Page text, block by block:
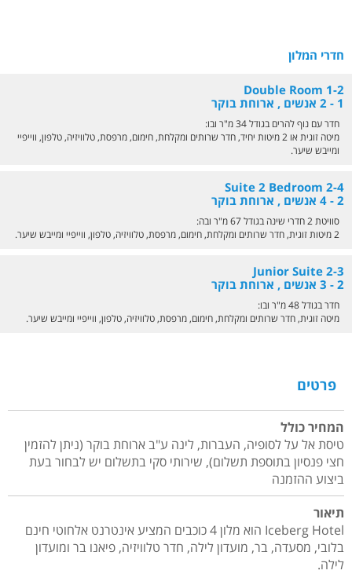
חדרי המלון
Double Room 1-2
1 - 2 אנשים , ארוחת בוקר
חדר עם נוף להרים בגודל 34 מ"ר ובו:
מיטה זוגית או 2 מיטות יחיד, חדר שרותים ומקלחת, חימום, מרפסת, טלוויזיה, טלפון, ווייפיי
ומייבש שיער.
Suite 2 Bedroom 2-4
2 - 4 אנשים , ארוחת בוקר
סוויטת 2 חדרי שינה בגודל 67 מ"ר ובה:
2 מיטות זוגית, חדר שרותים ומקלחת, חימום, מרפסת, טלוויזיה, טלפון, ווייפיי ומייבש שיער.
Junior Suite 2-3
2 - 3 אנשים , ארוחת בוקר
חדר בגודל 48 מ"ר ובו:
מיטה זוגית, חדר שרותים ומקלחת, חימום, מרפסת, טלוויזיה, טלפון, ווייפיי ומייבש שיער.
פרטים
המחיר כולל
טיסת אל על לסופיה, העברות, לינה ע"ב ארוחת בוקר (ניתן להזמין
חצי פנסיון בתוספת תשלום), שירותי סקי בתשלום יש לבחור בעת
ביצוע ההזמנה
תיאור
Iceberg Hotel הוא מלון 4 כוכבים המציע אינטרנט אלחוטי חינם
בלובי, מסעדה, בר, מועדון לילה, חדר טלוויזיה, פיאנו בר ומועדון
לילה.